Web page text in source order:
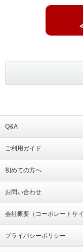
Q&A
ご利用ガイド
初めての方へ
お問い合わせ
会社概要（コーポレートサイ
プライバシーポリシー